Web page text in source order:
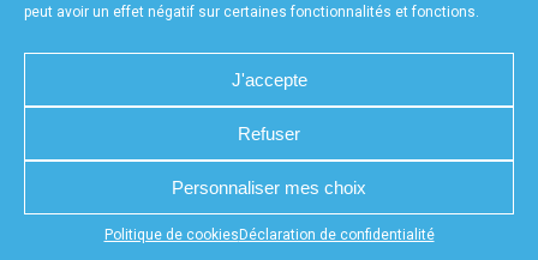
peut avoir un effet négatif sur certaines fonctionnalités et fonctions.
J'accepte
Refuser
Personnaliser mes choix
Politique de cookies Déclaration de confidentialité
Appuyez sur le bouton partager en bas de votre
CHARTE DE CONFIDENTIALITÉ
NOUS CONTACTER
POLITIQUE DE COOKIES (UE)
DÉCLARATION DE CONFIDENTIALITÉ (UE)